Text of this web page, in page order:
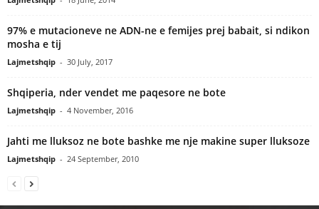
97% e mutacioneve ne ADN-ne e femijes prej babait, si ndikon
mosha e tij
Lajmetshqip - 30 July, 2017
Shqiperia, nder vendet me paqesore ne bote
Lajmetshqip - 4 November, 2016
Jahti me lluksoz ne bote bashke me nje makine super lluksoze
Lajmetshqip - 24 September, 2010